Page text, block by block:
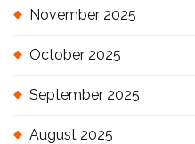
November 2025
October 2025
September 2025
August 2025